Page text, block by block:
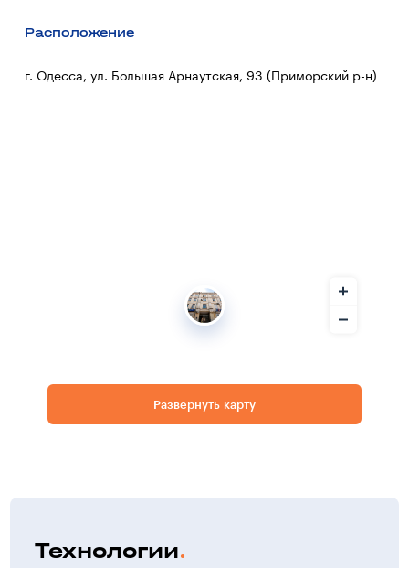
Расположение
г. Одесса, ул. Большая Арнаутская, 93 (Приморский р-н)
Развернуть карту
Технологии